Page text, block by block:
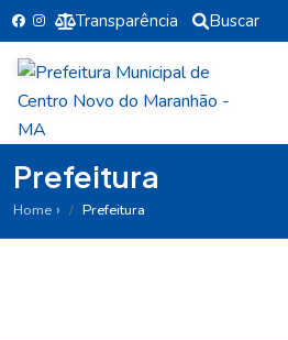
Transparência Buscar
Prefeitura
Home Prefeitura